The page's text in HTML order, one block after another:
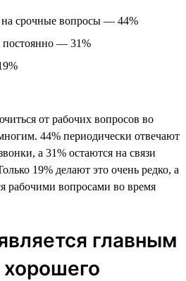
срочные вопросы — 44%
постоянно — 31%
от рабочих вопросов во
44% периодически отвечают
а 31% остаются на связи
19% делают это очень редко, а
рабочими вопросами во время
главным
хорошего